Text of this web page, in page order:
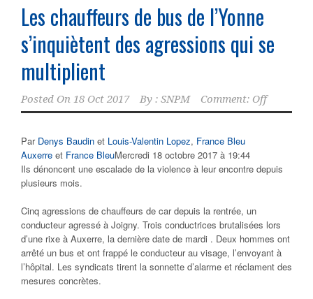
Les chauffeurs de bus de l’Yonne
s’inquiètent des agressions qui se
multiplient
Posted On 18 Oct 2017 By : SNPM Comment: Off
Par Denys Baudin et Louis-Valentin Lopez, France Bleu
Auxerre et France BleuMercredi 18 octobre 2017 à 19:44
Ils dénoncent une escalade de la violence à leur encontre depuis
plusieurs mois.
Cinq agressions de chauffeurs de car depuis la rentrée, un
conducteur agressé à Joigny. Trois conductrices brutalisées lors
d’une rixe à Auxerre, la dernière date de mardi . Deux hommes ont
arrêté un bus et ont frappé le conducteur au visage, l’envoyant à
l’hôpital. Les syndicats tirent la sonnette d’alarme et réclament des
mesures concrètes.